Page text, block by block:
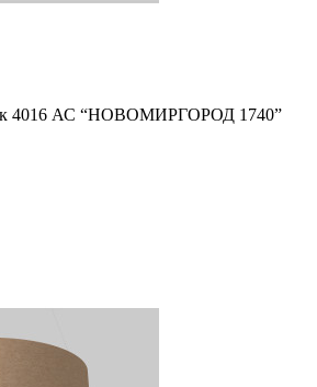
4016 АС “НОВОМИРГОРОД 1740”